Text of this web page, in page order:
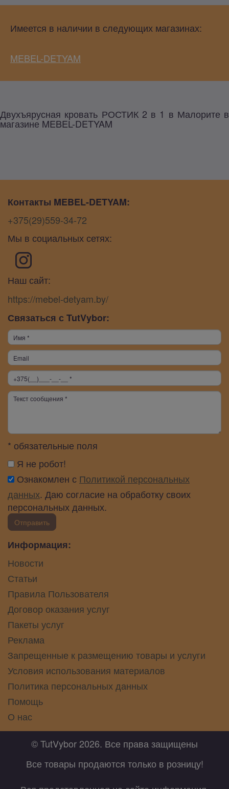
Имеется в наличии в следующих магазинах:
MEBEL-DETYAM
Двухъярусная кровать РОСТИК 2 в 1 в Малорите в
магазине MEBEL-DETYAM
Контакты MEBEL-DETYAM:
+375(29)559-34-72
Мы в социальных сетях:
Наш сайт:
https://mebel-detyam.by/
Связаться с TutVybor:
* обязательные поля
Я не робот!
Ознакомлен с Политикой персональных
данных. Даю согласие на обработку своих
персональных данных.
Отправить
Информация:
Новости
Статьи
Правила Пользователя
Договор оказания услуг
Пакеты услуг
Реклама
Запрещенные к размещению товары и услуги
Условия использования материалов
Политика персональных данных
Помощь
О нас
© TutVybor 2026. Все права защищены
Все товары продаются только в розницу!